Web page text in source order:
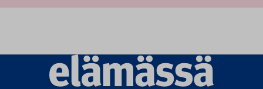
Elämässä
logo